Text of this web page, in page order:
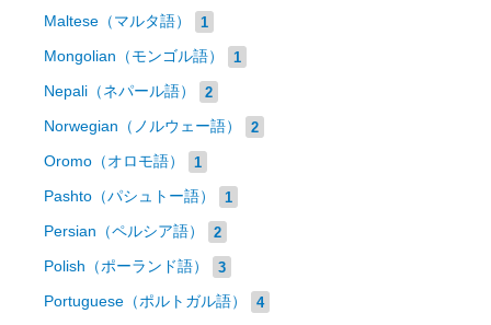
Maltese（マルタ語） 1
Mongolian（モンゴル語） 1
Nepali（ネパール語） 2
Norwegian（ノルウェー語） 2
Oromo（オロモ語） 1
Pashto（パシュトー語） 1
Persian（ペルシア語） 2
Polish（ポーランド語） 3
Portuguese（ポルトガル語） 4